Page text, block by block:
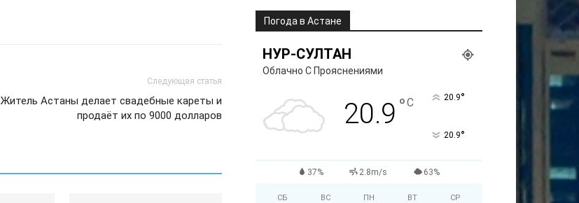
Следующая статья
Житель Астаны делает свадебные кареты и
продаёт их по 9000 долларов
Погода в Астане
НУР-СУЛТАН
Облачно С Прояснениями
20.9 °C 20.9°
20.9°
37% 2.8m/s 63%
СБ ВС ПН ВТ СР